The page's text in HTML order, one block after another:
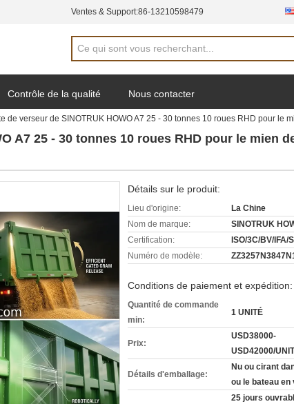
Ventes & Support:86-13210598479
Contrôle de la qualité Nous contacter
de verseur de SINOTRUK HOWO A7 25 - 30 tonnes 10 roues RHD pour le
A7 25 - 30 tonnes 10 roues RHD pour le mien
Détails sur le produit:
Lieu d'origine:
La Chine
Nom de marque:
SINOTRUK
Certification:
ISO/3C/BV/IFA/
Numéro de modèle:
Conditions de paiement et expédition:
Quantité de commande
min:
1 UNITÉ
Prix:
USD38000-
USD42000/
Détails d'emballage:
Nu ou cirant
ou le bateau en
25 jours